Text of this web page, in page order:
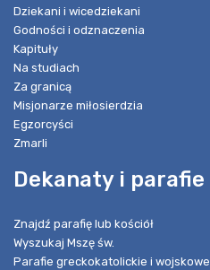
Dziekani i wicedziekani
Godności i odznaczenia
Kapituły
Na studiach
Za granicą
Misjonarze miłosierdzia
Egzorcyści
Zmarli
Dekanaty i parafie
Znajdź parafię lub kościół
Wyszukaj Mszę św.
Parafie greckokatolickie i wojskowe